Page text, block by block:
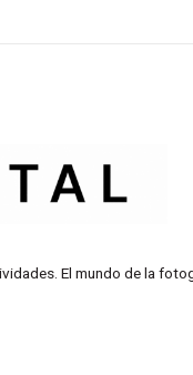
El mundo de la